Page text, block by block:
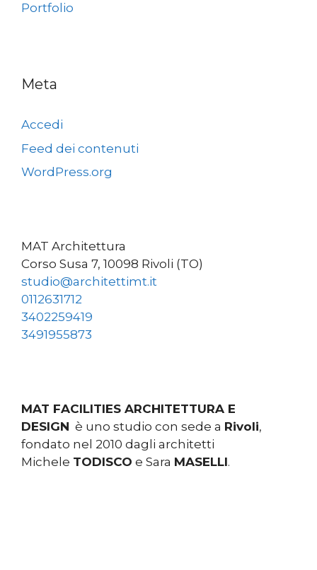
Portfolio
Meta
Accedi
Feed dei contenuti
WordPress.org
MAT Architettura
Corso Susa 7, 10098 Rivoli (TO)
studio@architettimt.it
0112631712
3402259419
3491955873
MAT FACILITIES ARCHITETTURA E
DESIGN è uno studio con sede a Rivoli,
fondato nel 2010 dagli architetti
Michele TODISCO e Sara MASELLI.